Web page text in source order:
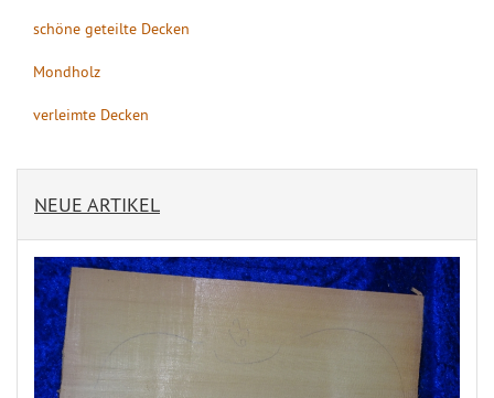
schöne geteilte Decken
Mondholz
verleimte Decken
NEUE ARTIKEL